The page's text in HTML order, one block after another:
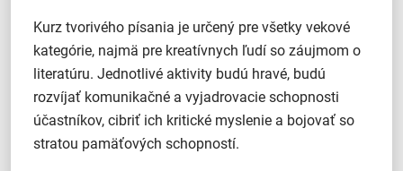
Kurz tvorivého písania je určený pre všetky vekové
kategórie, najmä pre kreatívnych ľudí so záujmom o
literatúru. Jednotlivé aktivity budú hravé, budú
rozvíjať komunikačné a vyjadrovacie schopnosti
účastníkov, cibriť ich kritické myslenie a bojovať so
stratou pamäťových schopností.